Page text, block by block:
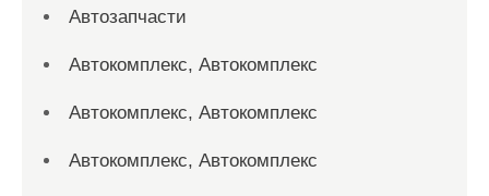
Автозапчасти
Автокомплекс, Автокомплекс
Автокомплекс, Автокомплекс
Автокомплекс, Автокомплекс